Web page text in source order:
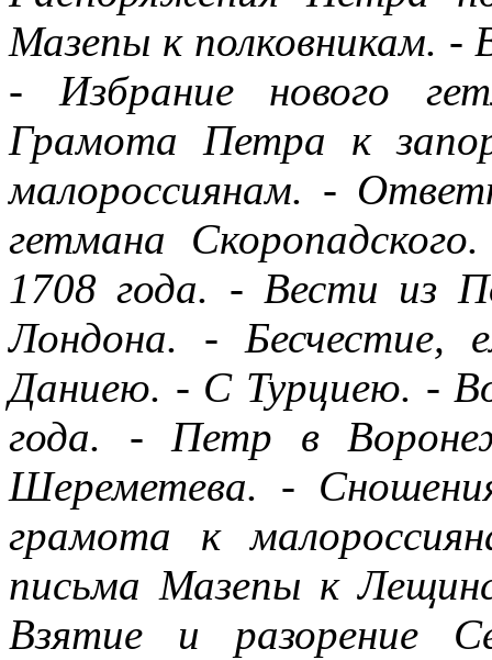
Мазепы к полковникам.
- Избрание нового
Грамота Петра к
малороссиянам. -
гетмана
1708 года. - Вести из
Лондона. - Бесчестие,
Даниею. - С Typциею. -
года. - Петр в
Шереметева. -
грамота к
письма Мазепы к
Взятие и разорение